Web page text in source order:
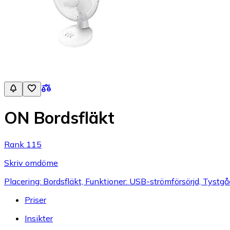
ON Bordsfläkt
Rank 115
Skriv omdöme
Placering: Bordsfläkt, Funktioner: USB-strömförsörjd,
Priser
Insikter